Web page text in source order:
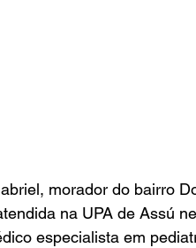
morador do bairro
na UPA de Assú
especialista em